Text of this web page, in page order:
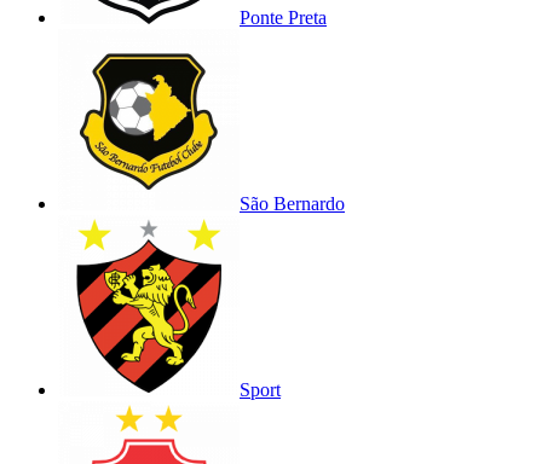
Ponte Preta
São Bernardo
Sport